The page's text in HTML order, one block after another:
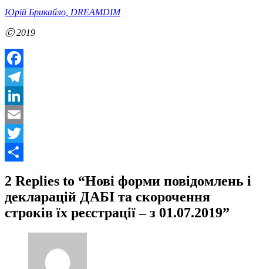
Юрій Брикайло, DREAMDIM
Ⓒ 2019
Facebook
Telegram
LinkedIn
Email
Twitter
2 Replies to “Нові форми повідомлень і
декларацій ДАБІ та скорочення
строків їх реєстрації – з 01.07.2019”